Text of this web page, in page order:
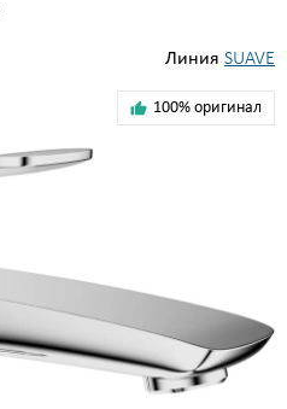
Линия SUAVE
100% оригинал